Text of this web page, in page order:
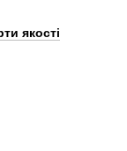
якості